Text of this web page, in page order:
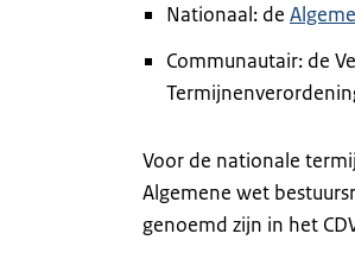
Nationaal: de
Communautair: de
Voor de nationale
Algemene wet
genoemd zijn in het